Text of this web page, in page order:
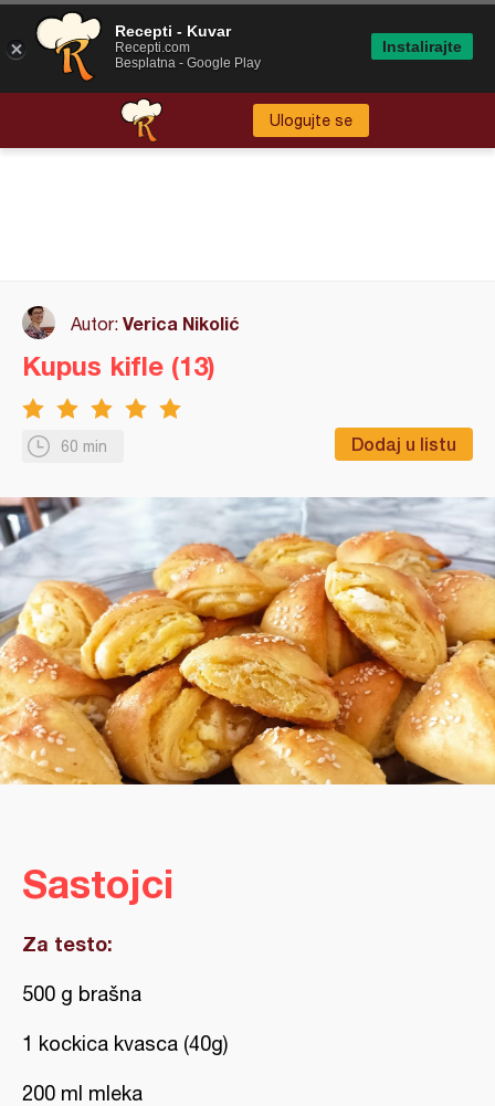
Ulogujte se
Autor: Verica Nikolić
60 min Dodaj u listu
Kupus kifle (13)
Sastojci
Za testo:
500 g brašna
1 kockica kvasca (40g)
200 ml mleka
Recepti - Kuvar
Recepti.com
Besplatna - Google Play
Instalirajte